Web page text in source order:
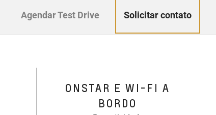
Agendar Test Drive Solicitar contato
ONSTAR E WI-FI A
BORDO